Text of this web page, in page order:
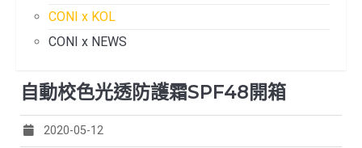
CONI x KOL
CONI x NEWS
自動校色光透防護霜SPF48開箱
2020-05-12